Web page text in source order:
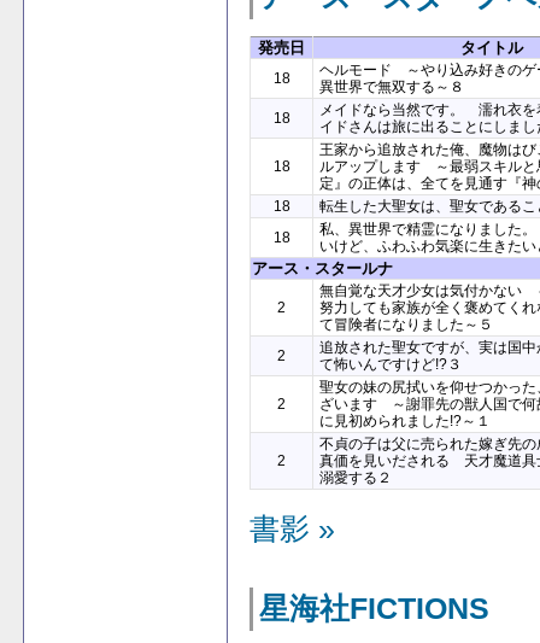
発売日 タイトル
18
ヘルモード ～やり込み好きのゲ
異世界で無双する～８
18
メイドなら当然です。 濡れ衣を
イドさんは旅に出ることにしまし
18
王家から追放された俺、魔物は
ルアップします ～最弱スキルと
定』の正体は、全てを見通す『
18
転生した大聖女は、聖女である
18
私、異世界で精霊になりました
いけど、ふわふわ気楽に生きた
アース・スタールナ
2
無自覚な天才少女は気付かない
努力しても家族が全く褒めてく
て冒険者になりました～５
2
追放された聖女ですが、実は国
て怖いんですけど!?３
2
聖女の妹の尻拭いを仰せつかっ
ざいます ～謝罪先の獣人国で何
に見初められました!?～１
2
不貞の子は父に売られた嫁ぎ先
真価を見いだされる 天才魔道具
溺愛する２
書影 »
星海社FICTIONS